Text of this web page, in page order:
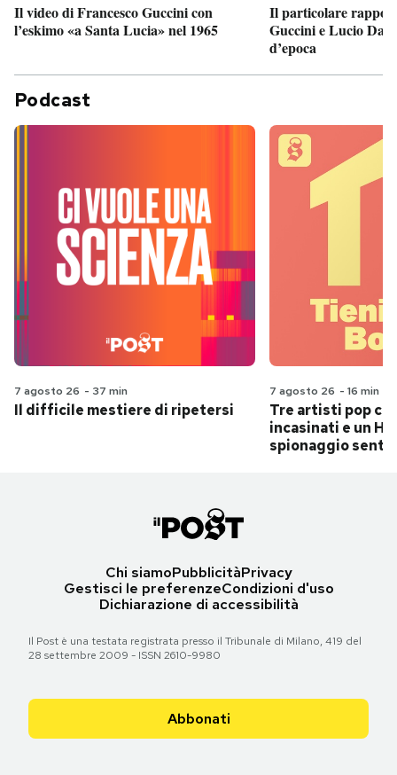
Il video di Francesco Guccini con
l’eskimo «a Santa Lucia» nel 1965
Il particolare
Guccini e Lucio
d’epoca
Podcast
7 agosto 26 - 37 min
Il difficile mestiere di ripetersi
7 agosto 26 - 16 min
Tre artisti pop
incasinati e un
spionaggio
Chi siamoPubblicitàPrivacy
Gestisci le preferenzeCondizioni d'uso
Dichiarazione di accessibilità
Il Post è una testata registrata presso il Tribunale di Milano, 419 del
28 settembre 2009 - ISSN 2610-9980
Abbonati